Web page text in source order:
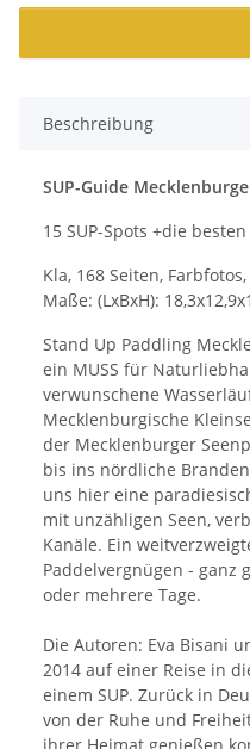
Beschreibung
SUP-Guide
15 SUP-Spots +die
Kla, 168 Seiten,
Maße: (LxBxH):
Stand Up Paddling
ein MUSS für
verwunschene
Mecklenburgische
der Mecklenburger
bis ins nördliche
uns hier eine
mit unzähligen Seen,
Kanäle. Ein
Paddelvergnügen - ganz
oder mehrere Tage.
Die Autoren: Eva Bisani
2014 auf einer Reise in
einem SUP. Zurück in
von der Ruhe und